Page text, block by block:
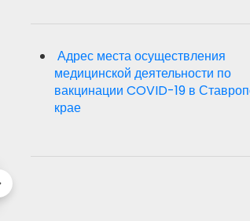
Адрес места осуществления
медицинской деятельности по
вакцинации COVID-19 в
крае